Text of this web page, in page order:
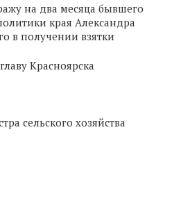
на два месяца бывшего
края Александра
в получении взятки
Красноярска
сельского хозяйства